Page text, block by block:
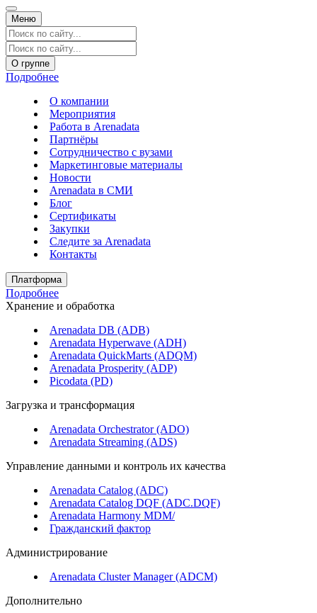
Меню
О группе
Подробнее
О компании
Мероприятия
Работа в Arenadata
Партнёры
Сотрудничество с вузами
Маркетинговые материалы
Новости
Arenadata в СМИ
Блог
Сертификаты
Закупки
Следите за Аrenadata
Контакты
Платформа
Подробнее
Хранение и обработка
Arenadata DB (ADB)
Arenadata Hyperwave (ADH)
Arenadata QuickMarts (ADQM)
Arenadata Prosperity (ADP)
Picodata (PD)
Загрузка и трансформация
Arenadata Orchestrator (ADO)
Arenadata Streaming (ADS)
Управление данными и контроль их качества
Arenadata Catalog (ADC)
Arenadata Catalog DQF (ADС.DQF)
Arenadata Harmony MDM/
Гражданский фактор
Администрирование
Arenadata Cluster Manager (ADCM)
Дополнительно